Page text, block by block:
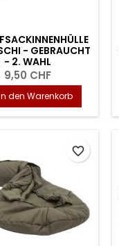
- GEBRAUCHT
- 2. WAHL
9,50 CHF
den Warenkorb
favorite_border